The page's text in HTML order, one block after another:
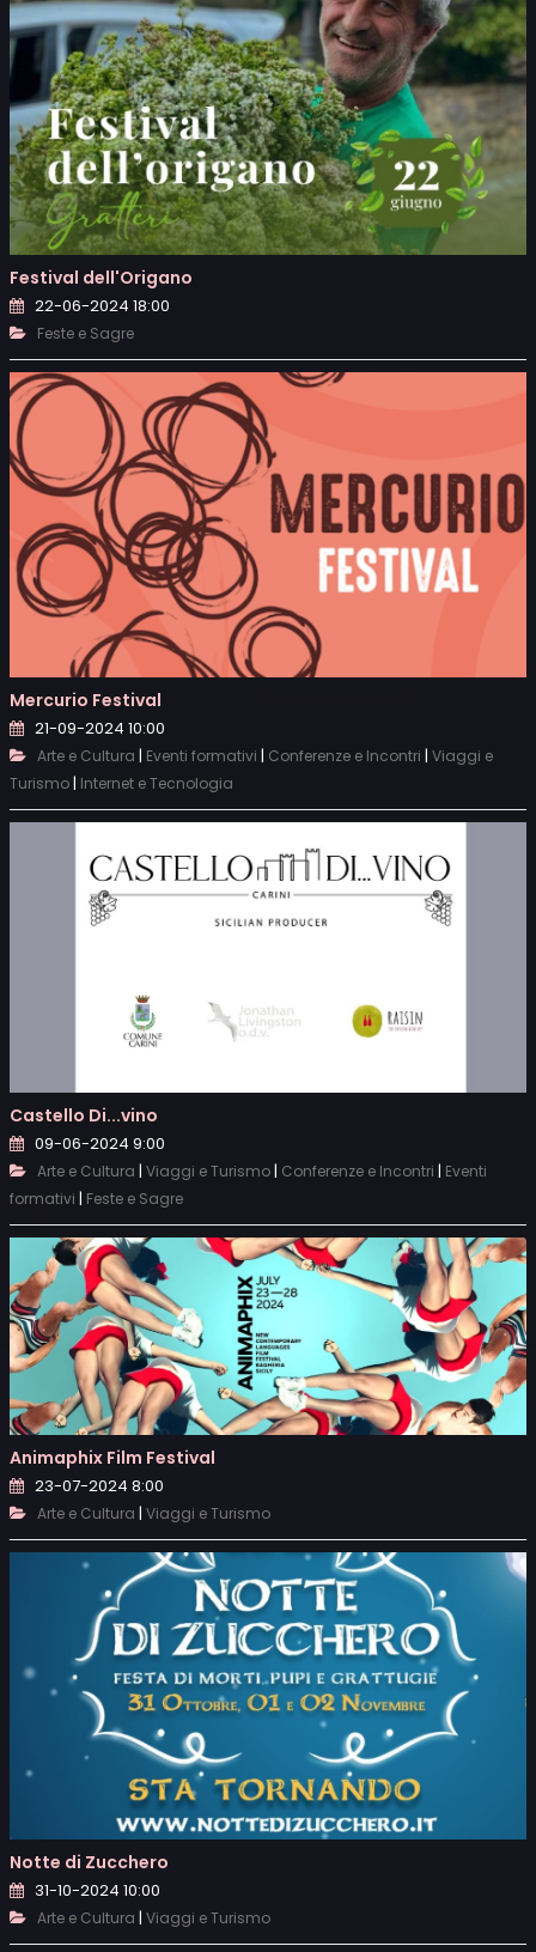
Festival dell'Origano
22-06-2024 18:00
Feste e Sagre
Mercurio Festival
21-09-2024 10:00
Arte e Cultura | Eventi formativi | Conferenze e Incontri | Viaggi e
Turismo| Internet e Tecnologia
Castello Di...vino
09-06-2024 9:00
Arte e Cultura | Viaggi e Turismo | Conferenze e Incontri | Eventi
formativi | Feste e Sagre
Animaphix Film Festival
23-07-2024 8:00
Arte e Cultura | Viaggi e Turismo
Notte di Zucchero
31-10-2024 10:00
Arte e Cultura | Viaggi e Turismo